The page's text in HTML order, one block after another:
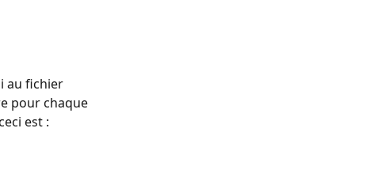
au fichier
pour chaque
est :